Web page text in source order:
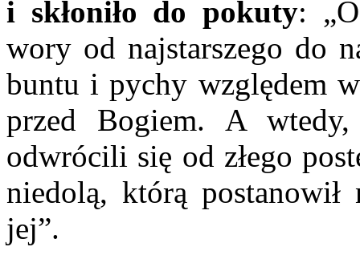
i skłoniło do pokuty:
wory od najstarszego do
buntu i pychy względem
przed Bogiem. A
odwrócili się od złego
niedolą, którą postanowił
jej”.